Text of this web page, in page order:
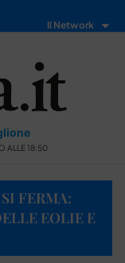
Il Network
ALLE 18:50
FERMA:
EOLIE E